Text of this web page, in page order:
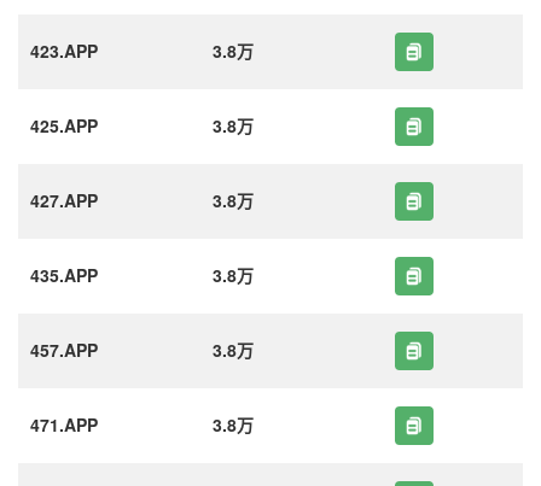
423.APP 3.8万
425.APP 3.8万
427.APP 3.8万
435.APP 3.8万
457.APP 3.8万
471.APP 3.8万